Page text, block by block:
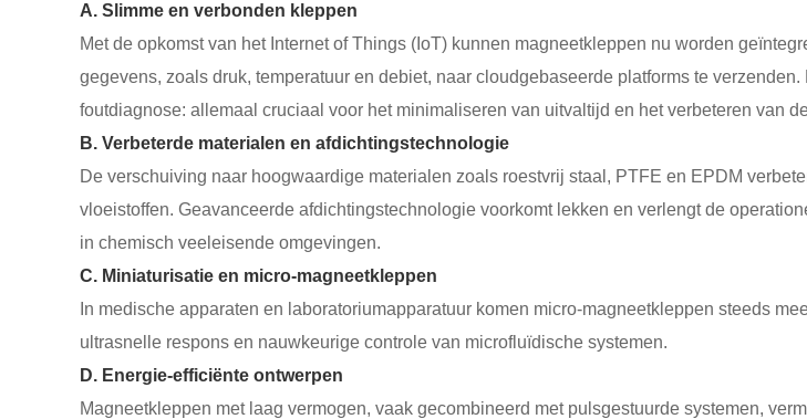
A. Slimme en verbonden kleppen
Met de opkomst van het Internet of Things (IoT) kunnen magneetkleppen nu worden
gegevens, zoals druk, temperatuur en debiet, naar cloudgebaseerde platforms te
foutdiagnose: allemaal cruciaal voor het minimaliseren van uitvaltijd en het verbeteren van
B. Verbeterde materialen en afdichtingstechnologie
De verschuiving naar hoogwaardige materialen zoals roestvrij staal, PTFE en EPDM
vloeistoffen. Geavanceerde afdichtingstechnologie voorkomt lekken en verlengt de
in chemisch veeleisende omgevingen.
C. Miniaturisatie en micro-magneetkleppen
In medische apparaten en laboratoriumapparatuur komen micro-magneetkleppen steeds
ultrasnelle respons en nauwkeurige controle van microfluïdische systemen.
D. Energie-efficiënte ontwerpen
Magneetkleppen met laag vermogen, vaak gecombineerd met pulsgestuurde systemen,